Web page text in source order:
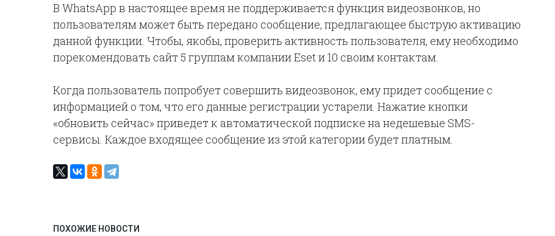
В WhatsApp в настоящее время не поддерживается функция видеозвонков, но
пользователям может быть передано сообщение, предлагающее быструю активацию
данной функции. Чтобы, якобы, проверить активность пользователя, ему необходимо
порекомендовать сайт 5 группам компании Eset и 10 своим контактам.
Когда пользователь попробует совершить видеозвонок, ему придет сообщение с
информацией о том, что его данные регистрации устарели. Нажатие кнопки
«обновить сейчас» приведет к автоматической подписке на недешевые SMS-
сервисы. Каждое входящее сообщение из этой категории будет платным.
ПОХОЖИЕ НОВОСТИ